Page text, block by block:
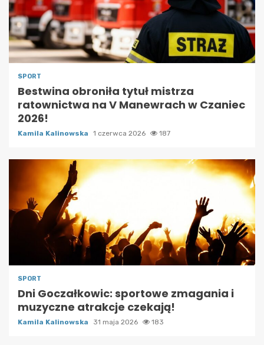
SPORT
Bestwina obroniła tytuł mistrza
ratownictwa na V Manewrach w Czaniec
2026!
Kamila Kalinowska 1 czerwca 2026 187
SPORT
Dni Goczałkowic: sportowe zmagania i
muzyczne atrakcje czekają!
Kamila Kalinowska 31 maja 2026 183